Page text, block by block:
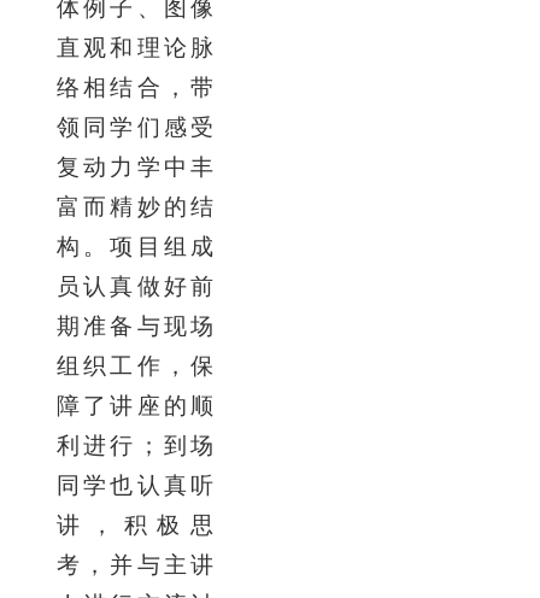
体例子、图像
直观和理论脉
络相结合，带
领同学们感受
复动力学中丰
富而精妙的结
构。项目组成
员认真做好前
期准备与现场
组织工作，保
障了讲座的顺
利进行；到场
同学也认真听
讲，积极思
考，并与主讲